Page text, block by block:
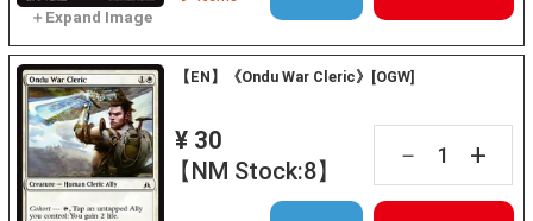
【EN】《Ondu War Cleric》[OGW]
¥ 30
【NM Stock:8】
－ +